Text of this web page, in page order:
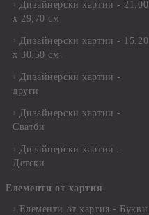
Дизайнерски хартии - 21,00
х 29,70 см
Дизайнерски хартии - 15.20
x 30.50 см.
Дизайнерски хартии -
други
Дизайнерски хартии -
Сватби
Дизайнерски хартии -
Детски
Елементи от хартия
Елементи от хартия - Букви